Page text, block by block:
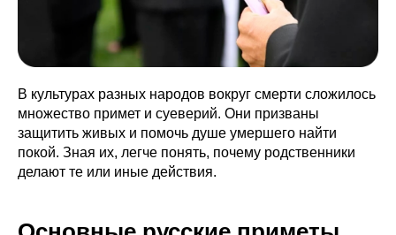
В культурах разных народов вокруг смерти сложилось
множество примет и суеверий. Они призваны
защитить живых и помочь душе умершего найти
покой. Зная их, легче понять, почему родственники
делают те или иные действия.